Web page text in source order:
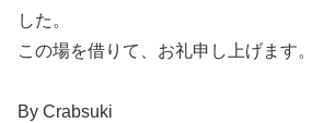
した。
この場を借りて、お礼申し上げます。
By Crabsuki